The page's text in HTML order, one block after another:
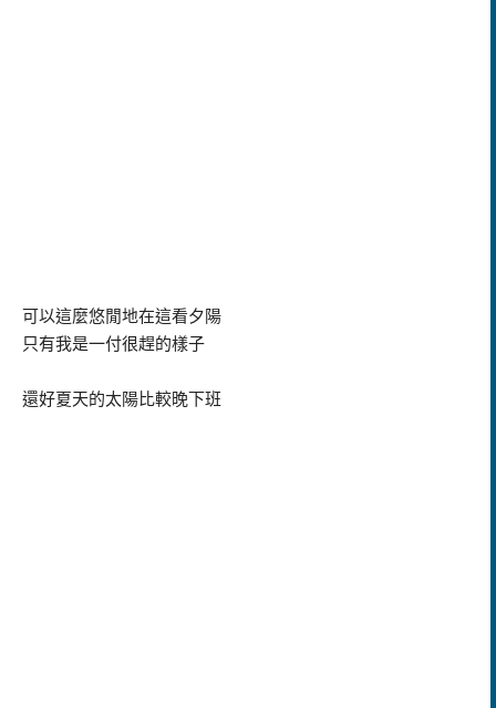
可以這麼悠閒地在這看夕陽
只有我是一付很趕的樣子
還好夏天的太陽比較晚下班